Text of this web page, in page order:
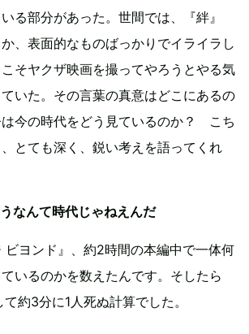
る部分があった。世間では、『絆』
か、表面的なものばっかりでイライラし
そヤクザ映画を撮ってやろうとやる気
いた。その言葉の真意はどこにあるの
今の時代をどう見ているのか？ こち
とても深く、鋭い考えを語ってくれ
なんて時代じゃねえんだ
ヨンド』、約2時間の本編中で一体何
いるのかを数えたんです。そしたら
約3分に1人死ぬ計算でした。